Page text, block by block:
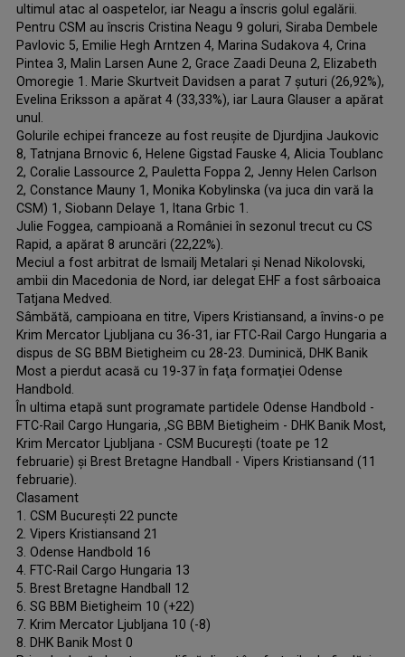
ultimul atac al oaspetelor, iar Neagu a înscris golul egalării.
Pentru CSM au înscris Cristina Neagu 9 goluri, Siraba Dembele
Pavlovic 5, Emilie Hegh Arntzen 4, Marina Sudakova 4, Crina
Pintea 3, Malin Larsen Aune 2, Grace Zaadi Deuna 2, Elizabeth
Omoregie 1. Marie Skurtveit Davidsen a parat 7 şuturi (26,92%),
Evelina Eriksson a apărat 4 (33,33%), iar Laura Glauser a apărat
unul.
Golurile echipei franceze au fost reuşite de Djurdjina Jaukovic
8, Tatnjana Brnovic 6, Helene Gigstad Fauske 4, Alicia Toublanc
2, Coralie Lassource 2, Pauletta Foppa 2, Jenny Helen Carlson
2, Constance Mauny 1, Monika Kobylinska (va juca din vară la
CSM) 1, Siobann Delaye 1, Itana Grbic 1.
Julie Foggea, campioană a României în sezonul trecut cu CS
Rapid, a apărat 8 aruncări (22,22%).
Meciul a fost arbitrat de Ismailj Metalari şi Nenad Nikolovski,
ambii din Macedonia de Nord, iar delegat EHF a fost sârboaica
Tatjana Medved.
Sâmbătă, campioana en titre, Vipers Kristiansand, a învins-o pe
Krim Mercator Ljubljana cu 36-31, iar FTC-Rail Cargo Hungaria a
dispus de SG BBM Bietigheim cu 28-23. Duminică, DHK Banik
Most a pierdut acasă cu 19-37 în faţa formaţiei Odense
Handbold.
În ultima etapă sunt programate partidele Odense Handbold -
FTC-Rail Cargo Hungaria, ,SG BBM Bietigheim - DHK Banik Most,
Krim Mercator Ljubljana - CSM Bucureşti (toate pe 12
februarie) şi Brest Bretagne Handball - Vipers Kristiansand (11
februarie).
Clasament
1. CSM Bucureşti 22 puncte
2. Vipers Kristiansand 21
3. Odense Handbold 16
4. FTC-Rail Cargo Hungaria 13
5. Brest Bretagne Handball 12
6. SG BBM Bietigheim 10 (+22)
7. Krim Mercator Ljubljana 10 (-8)
8. DHK Banik Most 0